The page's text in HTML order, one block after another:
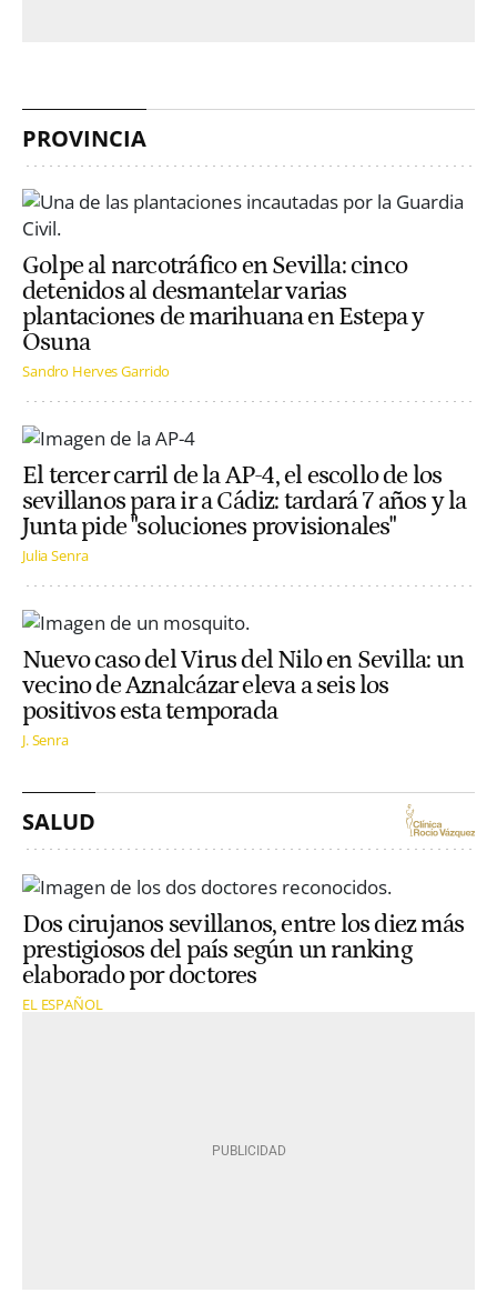
PROVINCIA
Golpe al narcotráfico en Sevilla: cinco
detenidos al desmantelar varias
plantaciones de marihuana en Estepa y
Osuna
Sandro Herves Garrido
El tercer carril de la AP-4, el escollo de los
sevillanos para ir a Cádiz: tardará 7 años y la
Junta pide "soluciones provisionales"
Julia Senra
Nuevo caso del Virus del Nilo en Sevilla: un
vecino de Aznalcázar eleva a seis los
positivos esta temporada
J. Senra
SALUD
Dos cirujanos sevillanos, entre los diez más
prestigiosos del país según un ranking
elaborado por doctores
EL ESPAÑOL